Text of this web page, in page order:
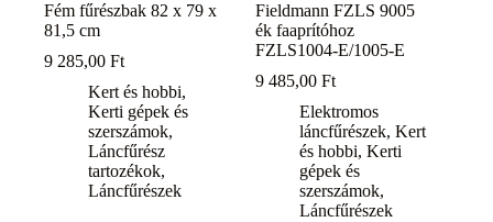
Fém fűrészbak 82 x 79 x
81,5 cm
9 285,00 Ft
Kert és hobbi,
Kerti gépek és
szerszámok,
Láncfűrész
tartozékok,
Láncfűrészek
Fieldmann FZLS 9005
ék faaprítóhoz
FZLS1004-E/1005-E
9 485,00Ft
Elektromos
láncfűrészek,Kert
és hobbi,Kerti
gépek és
szerszámok,
Láncfűrészek